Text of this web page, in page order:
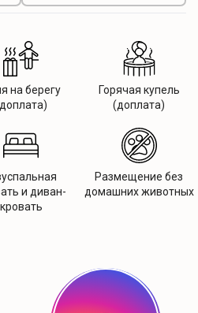
на берегу
Горячая купель
(доплата)
и диван-
кровать
Размещение без
домашних животных